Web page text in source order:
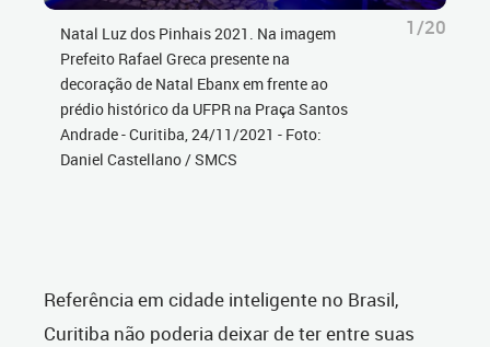
Natal Luz dos Pinhais 2021. Na imagem
Prefeito Rafael Greca presente na
decoração de Natal Ebanx em frente ao
prédio histórico da UFPR na Praça Santos
Andrade - Curitiba, 24/11/2021 - Foto:
Daniel Castellano / SMCS
1/20
Referência em cidade inteligente no Brasil,
Curitiba não poderia deixar de ter entre suas